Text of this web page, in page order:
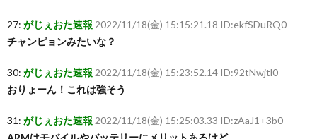
27: がじぇおた速報 2022/11/18(金) 15:15:21.18 ID:ekfSDuRQ0
チャンピョンみたいな？
30: がじぇおた速報 2022/11/18(金) 15:23:52.14 ID:92tNwjtl0
おりょーん！これは強そう
31: がじぇおた速報 2022/11/18(金) 15:25:03.33 ID:zAaJ1+3b0